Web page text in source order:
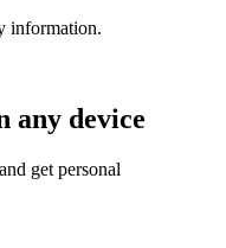
information.
any device
get personal